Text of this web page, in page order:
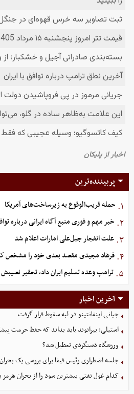
پربیننده‌ترین
۱. حمله قریب‌الوقوع به زیرساخت‌های آمریکا
۲. خبر مهم و فوری منبع آگاه ایرانی درباره
۳. علت انفجار جبل‌علی امارات اعلام شد
۴. فرهاد مجیدی مقصد بعدی خود را مشخص
۵. ترامپ وعده تسلیم ایران داد، تحقیر
آخرین اخبار
جیانی اینفانتینو در لبه سقوط قرار گرفت
استیلی: بیرانوند باید بداند که حفظ حرمت
ورزشگاه دستگردی تعطیل شد؟
جلسه اضطراری رئیس فیفا برای بررسی یک
کدام غول نفتی بیشترین سود را از بحران هرمز